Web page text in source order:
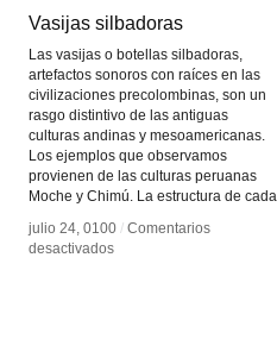
Vasijas silbadoras
Las vasijas o botellas silbadoras,
artefactos sonoros con raíces en las
civilizaciones precolombinas, son un
rasgo distintivo de las antiguas
culturas andinas y mesoamericanas.
Los ejemplos que observamos
provienen de las culturas peruanas
Moche y Chimú. La estructura de cada
julio 24, 0100 / Comentarios
desactivadosen
Vasijas silbadoras
julio 24, 0100 / Comentarios
desactivadosen